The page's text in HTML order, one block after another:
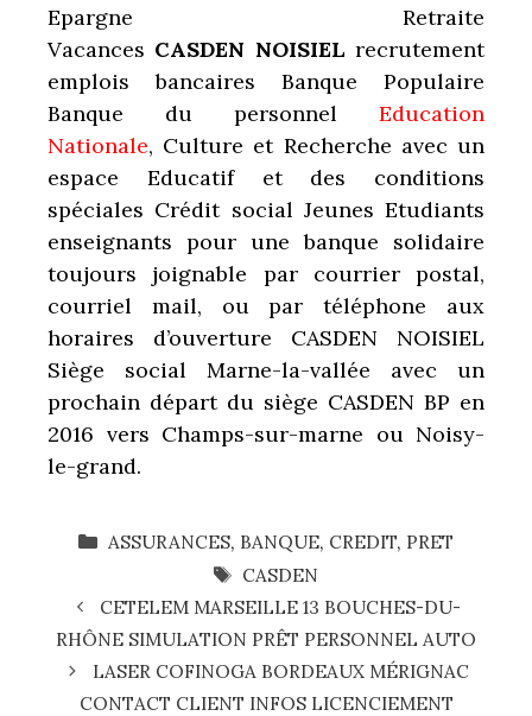
Epargne Retraite
Vacances CASDEN NOISIELrecrutement
emplois bancaires Banque Populaire
Banque du personnel Education
Nationale, Culture et Recherche avec un
espace Educatif et des conditions
spéciales Crédit social Jeunes Etudiants
enseignants pour une banque solidaire
toujours joignable par courrier postal,
courriel mail, ou par téléphone aux
horaires d’ouverture CASDEN NOISIEL
Siège social Marne-la-vallée avec un
prochain départ du siège CASDEN BP en
2016 vers Champs-sur-marne ou Noisy-
le-grand.
CATÉGORIES
ASSURANCES, BANQUE, CREDIT, PRET
ÉTIQUETTES
CASDEN
CETELEM MARSEILLE 13 BOUCHES-DU-
RHÔNE SIMULATION PRÊT PERSONNEL AUTO
LASER COFINOGA BORDEAUX MÉRIGNAC
CONTACT CLIENT INFOS LICENCIEMENT